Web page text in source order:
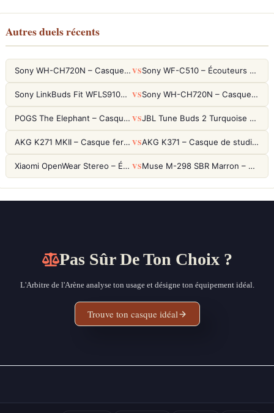
Autres duels récents
Sony WH-CH720N – Casque ANC 35h, Ultra-léger (192g) avec Processeur V1 VS Sony WF-C510 – Écouteurs True Wireless compacts, autonomie 22h et multipoint
Sony LinkBuds Fit WFLS910NW Blanc – Écouteurs Sport Ailes ANC VS Sony WH-CH720N – Casque ANC 35h, Ultra-léger (192g) avec Processeur V1
POGS The Elephant – Casque Filaire Enfants 85dB POGS-Safe™ (Éco-Responsable) VS JBL Tune Buds 2 Turquoise – Écouteurs True Wireless avec ANC et autonomie 48h
AKG K271 MKII – Casque fermé studio fiable pour une écoute neutre VS AKG K371 – Casque de studio fermé 50mm titane, réponse 5Hz-50kHz
Xiaomi OpenWear Stereo – Écouteurs Open-Ear Hi-Res avec réduction de fuite sonore VS Muse M-298 SBR Marron – Casque Bluetooth ANC avec 66h d'autonomie
Pas Sûr De Ton Choix ?
L'Arbitre de l'Arène analyse ton usage et désigne ton équipement idéal.
Trouve ton casque idéal